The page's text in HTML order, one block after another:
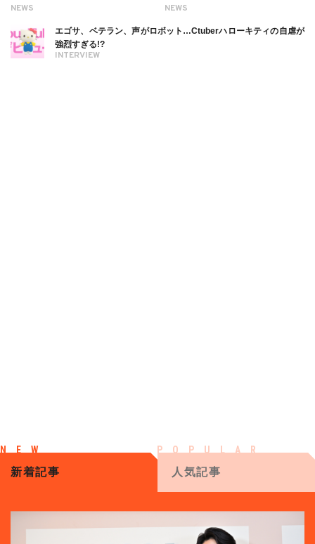
NEWS NEWS
INTERVIEW
エゴサ、ベテラン、声がロボット…Ctuberハローキティの自虐が
強烈すぎる!?
新着記事 人気記事